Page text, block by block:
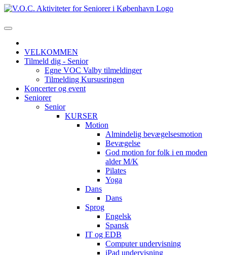
VELKOMMEN
Tilmeld dig - Senior
Egne VOC Valby tilmeldinger
Tilmelding Kursusringen
Koncerter og event
Seniorer
Senior
KURSER
Motion
Almindelig bevægelsesmotion
Bevægelse
God motion for folk i en moden
alder M/K
Pilates
Yoga
Dans
Dans
Sprog
Engelsk
Spansk
IT og EDB
Computer undervisning
iPad undervisning